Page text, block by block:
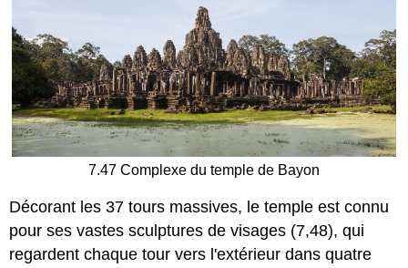
7.47 Complexe du temple de Bayon
Décorant les 37 tours massives, le temple est connu
pour ses vastes sculptures de visages (7,48), qui
regardent chaque tour vers l'extérieur dans quatre